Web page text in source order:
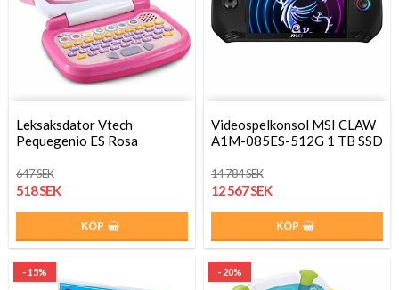
Leksaksdator Vtech
Pequegenio ES Rosa
647 SEK
518 SEK
KÖP
Videospelkonsol MSI CLAW
A1M-085ES-512G 1 TB SSD
14 784 SEK
12 567 SEK
KÖP
- 15% - 20%